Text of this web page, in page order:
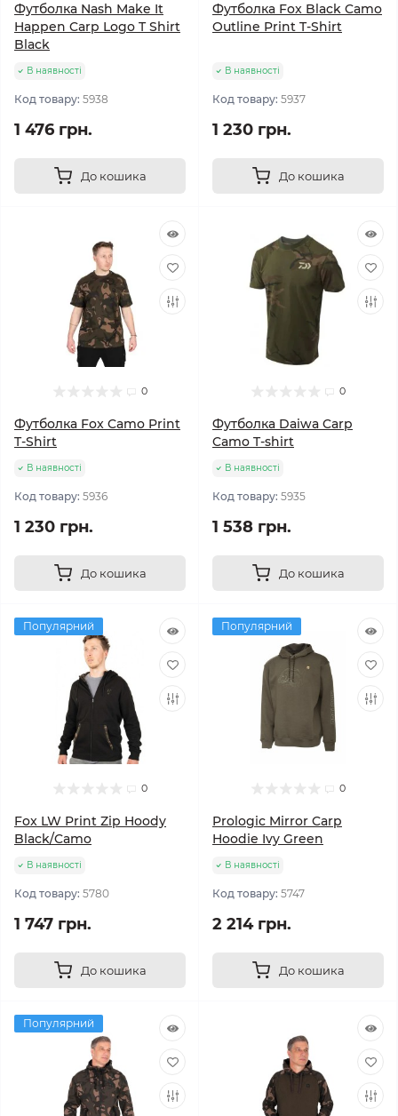
Футболка Nash Make It
Happen Carp Logo T Shirt
Black
В наявності
Код товару: 5938
1 476 грн.
До кошика
Футболка Fox Black Camo
Outline Print T-Shirt
В наявності
Код товару: 5937
1 230 грн.
До кошика
0
Футболка Fox Camo Print
T-Shirt
В наявності
Код товару: 5936
1 230 грн.
До кошика
0
Футболка Daiwa Carp
Camo T-shirt
В наявності
Код товару: 5935
1 538 грн.
До кошика
Популярний
0
Fox LW Print Zip Hoody
Black/Camo
В наявності
Код товару: 5780
1 747 грн.
До кошика
Популярний
0
Prologic Mirror Carp
Hoodie Ivy Green
В наявності
Код товару: 5747
2 214 грн.
До кошика
Популярний